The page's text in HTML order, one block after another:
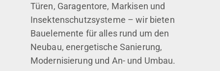
Türen, Garagentore, Markisen und
Insektenschutzsysteme – wir bieten
Bauelemente für alles rund um den
Neubau, energetische Sanierung,
Modernisierung und An- und Umbau.